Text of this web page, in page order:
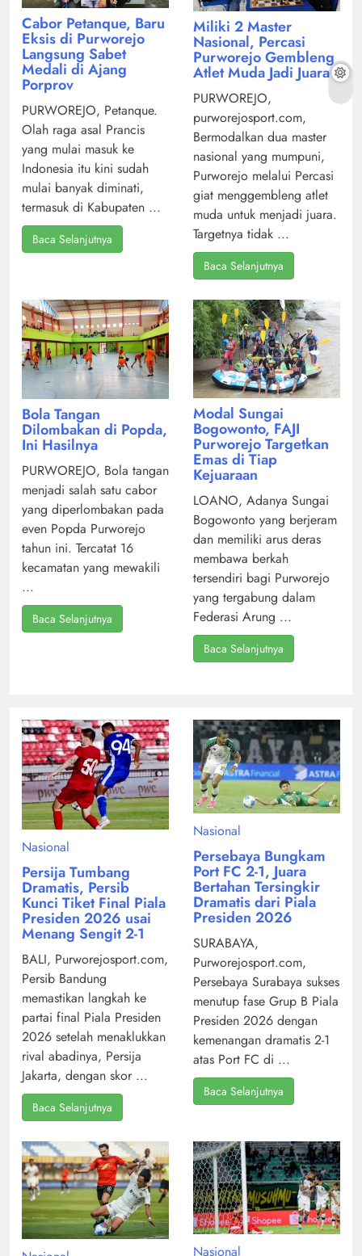
Cabor Petanque, Baru
Eksis di Purworejo
Langsung Sabet
Medali di Ajang
Porprov
PURWOREJO, Petanque.
Olah raga asal Prancis
yang mulai masuk ke
Indonesia itu kini sudah
mulai banyak diminati,
termasuk di Kabupaten ...
Baca Selanjutnya
Miliki 2 Master
Nasional, Percasi
Purworejo Gembleng
Atlet Muda Jadi Juara
PURWOREJO,
purworejosport.com,
Bermodalkan dua master
nasional yang mumpuni,
Purworejo melalui Percasi
giat menggembleng atlet
muda untuk menjadi juara.
Targetnya tidak ...
Baca Selanjutnya
Bola Tangan
Dilombakan di Popda,
Ini Hasilnya
PURWOREJO, Bola tangan
menjadi salah satu cabor
yang diperlombakan pada
even Popda Purworejo
tahun ini. Tercatat 16
kecamatan yang mewakili
...
Baca Selanjutnya
Modal Sungai
Bogowonto, FAJI
Purworejo Targetkan
Emas di Tiap
Kejuaraan
LOANO, Adanya Sungai
Bogowonto yang berjeram
dan memiliki arus deras
membawa berkah
tersendiri bagi Purworejo
yang tergabung dalam
Federasi Arung ...
Baca Selanjutnya
Nasional
Persija Tumbang
Dramatis, Persib
Kunci Tiket Final Piala
Presiden 2026 usai
Menang Sengit 2-1
BALI, Purworejosport.com,
Persib Bandung
memastikan langkah ke
partai final Piala Presiden
2026 setelah menaklukkan
rival abadinya, Persija
Jakarta, dengan skor ...
Baca Selanjutnya
Nasional
Persebaya Bungkam
Port FC 2-1, Juara
Bertahan Tersingkir
Dramatis dari Piala
Presiden 2026
SURABAYA,
Purworejosport.com,
Persebaya Surabaya sukses
menutup fase Grup B Piala
Presiden 2026 dengan
kemenangan dramatis 2-1
atas Port FC di ...
Baca Selanjutnya
Nasional